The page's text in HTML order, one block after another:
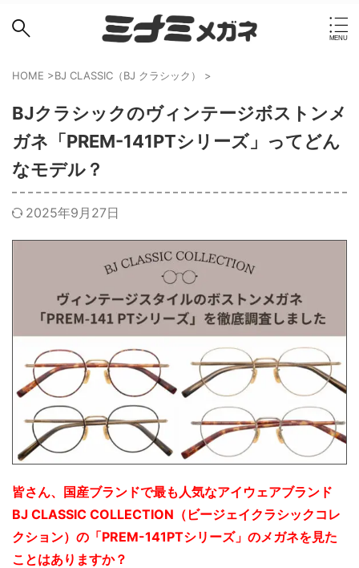
HOME >BJ CLASSIC（BJ クラシック） >
BJクラシックのヴィンテージボストンメ
ガネ「PREM-141PTシリーズ」ってどん
なモデル？
2025年9月27日
皆さん、国産ブランドで最も人気なアイウェアブランド
BJ CLASSIC COLLECTION（ビージェイクラシックコレ
クション）の「PREM-141PTシリーズ」のメガネを見た
ことはありますか？